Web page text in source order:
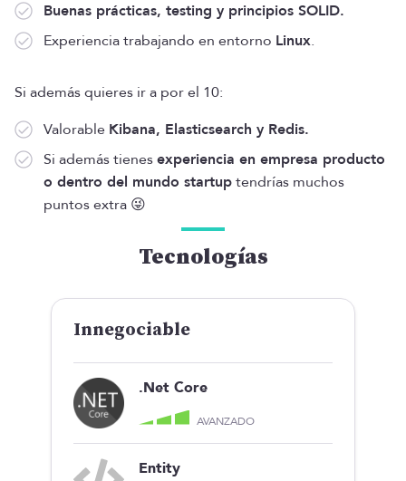
Buenas prácticas, testing y principios SOLID.
Experiencia trabajando en entorno Linux.
Si además quieres ir a por el 10:
Valorable Kibana, Elasticsearch y Redis.
Si además tienesexperiencia en empresa producto
o dentro del mundo startuptendrías muchos
puntos extra 😜
Tecnologías
Innegociable
.Net Core
AVANZADO
Entity